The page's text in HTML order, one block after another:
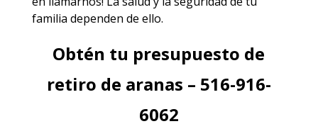
familia dependen de ello.
Obtén tu presupuesto de
retiro de aranas – 516-916-
6062